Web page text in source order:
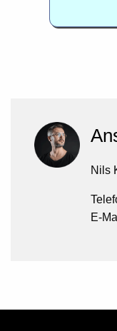
Nils
E-